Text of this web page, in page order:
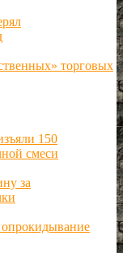
торговых
150
смеси
за